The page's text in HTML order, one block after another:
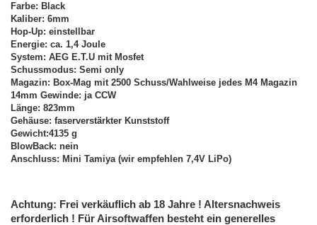
Farbe: Black
Kaliber: 6mm
Hop-Up: einstellbar
Energie: ca. 1,4 Joule
System: AEG E.T.U mit Mosfet
Schussmodus: Semi only
Magazin: Box-Mag mit 2500 Schuss/Wahlweise jedes M4 Magazin
14mm Gewinde: ja CCW
Länge: 823mm
Gehäuse: faserverstärkter Kunststoff
Gewicht:4135 g
BlowBack: nein
Anschluss: Mini Tamiya (wir empfehlen 7,4V LiPo)
Achtung: Frei verkäuflich ab 18 Jahre ! Altersnachweis
erforderlich ! Für Airsoftwaffen besteht ein generelles